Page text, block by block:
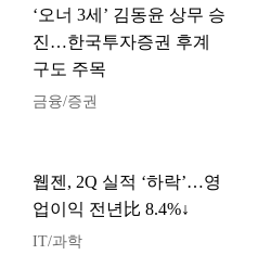
‘오너 3세’ 김동윤 상무 승
진…한국투자증권 후계
구도 주목
금융/증권
웹젠, 2Q 실적 ‘하락’…영
업이익 전년比 8.4%↓
IT/과학